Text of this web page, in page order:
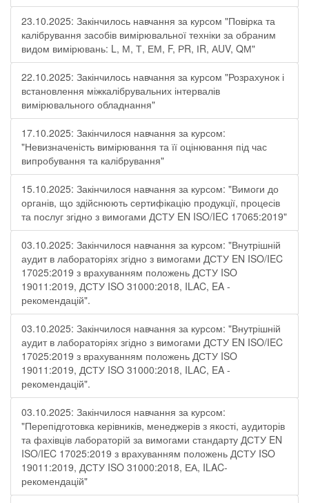
23.10.2025: Закінчилось навчання за курсом "Повірка та
калібрування засобів вимірювальної техніки за обраним
видом вимірювань: L, М, Т, ЕМ, F, РR, ІR, АUV, QМ"
22.10.2025: Закінчилось навчання за курсом "Розрахунок і
встановлення міжкалібрувальних інтервалів
вимірювального обладнання"
17.10.2025: Закінчилося навчання за курсом:
"Невизначеність вимірювання та її оцінювання під час
випробування та калібрування"
15.10.2025: Закінчилося навчання за курсом: "Вимоги до
органів, що здійснюють сертифікацію продукції, процесів
та послуг згідно з вимогами ДСТУ EN ISO/IEC 17065:2019"
03.10.2025: Закінчилося навчання за курсом: "Внутрішній
аудит в лабораторіях згідно з вимогами ДСТУ EN ISO/IEC
17025:2019 з врахуванням положень ДСТУ ISO
19011:2019, ДСТУ ISO 31000:2018, ILAC, EA -
рекомендацій".
03.10.2025: Закінчилося навчання за курсом: "Внутрішній
аудит в лабораторіях згідно з вимогами ДСТУ EN ISO/IEC
17025:2019 з врахуванням положень ДСТУ ISO
19011:2019, ДСТУ ISO 31000:2018, ILAC, EA -
рекомендацій".
03.10.2025: Закінчилося навчання за курсом:
"Перепідготовка керівників, менеджерів з якості, аудиторів
та фахівців лабораторій за вимогами стандарту ДСТУ EN
ISO/IEC 17025:2019 з врахуванням положень ДСТУ ISO
19011:2019, ДСТУ ISO 31000:2018, ЕА, ILAC-
рекомендацій"